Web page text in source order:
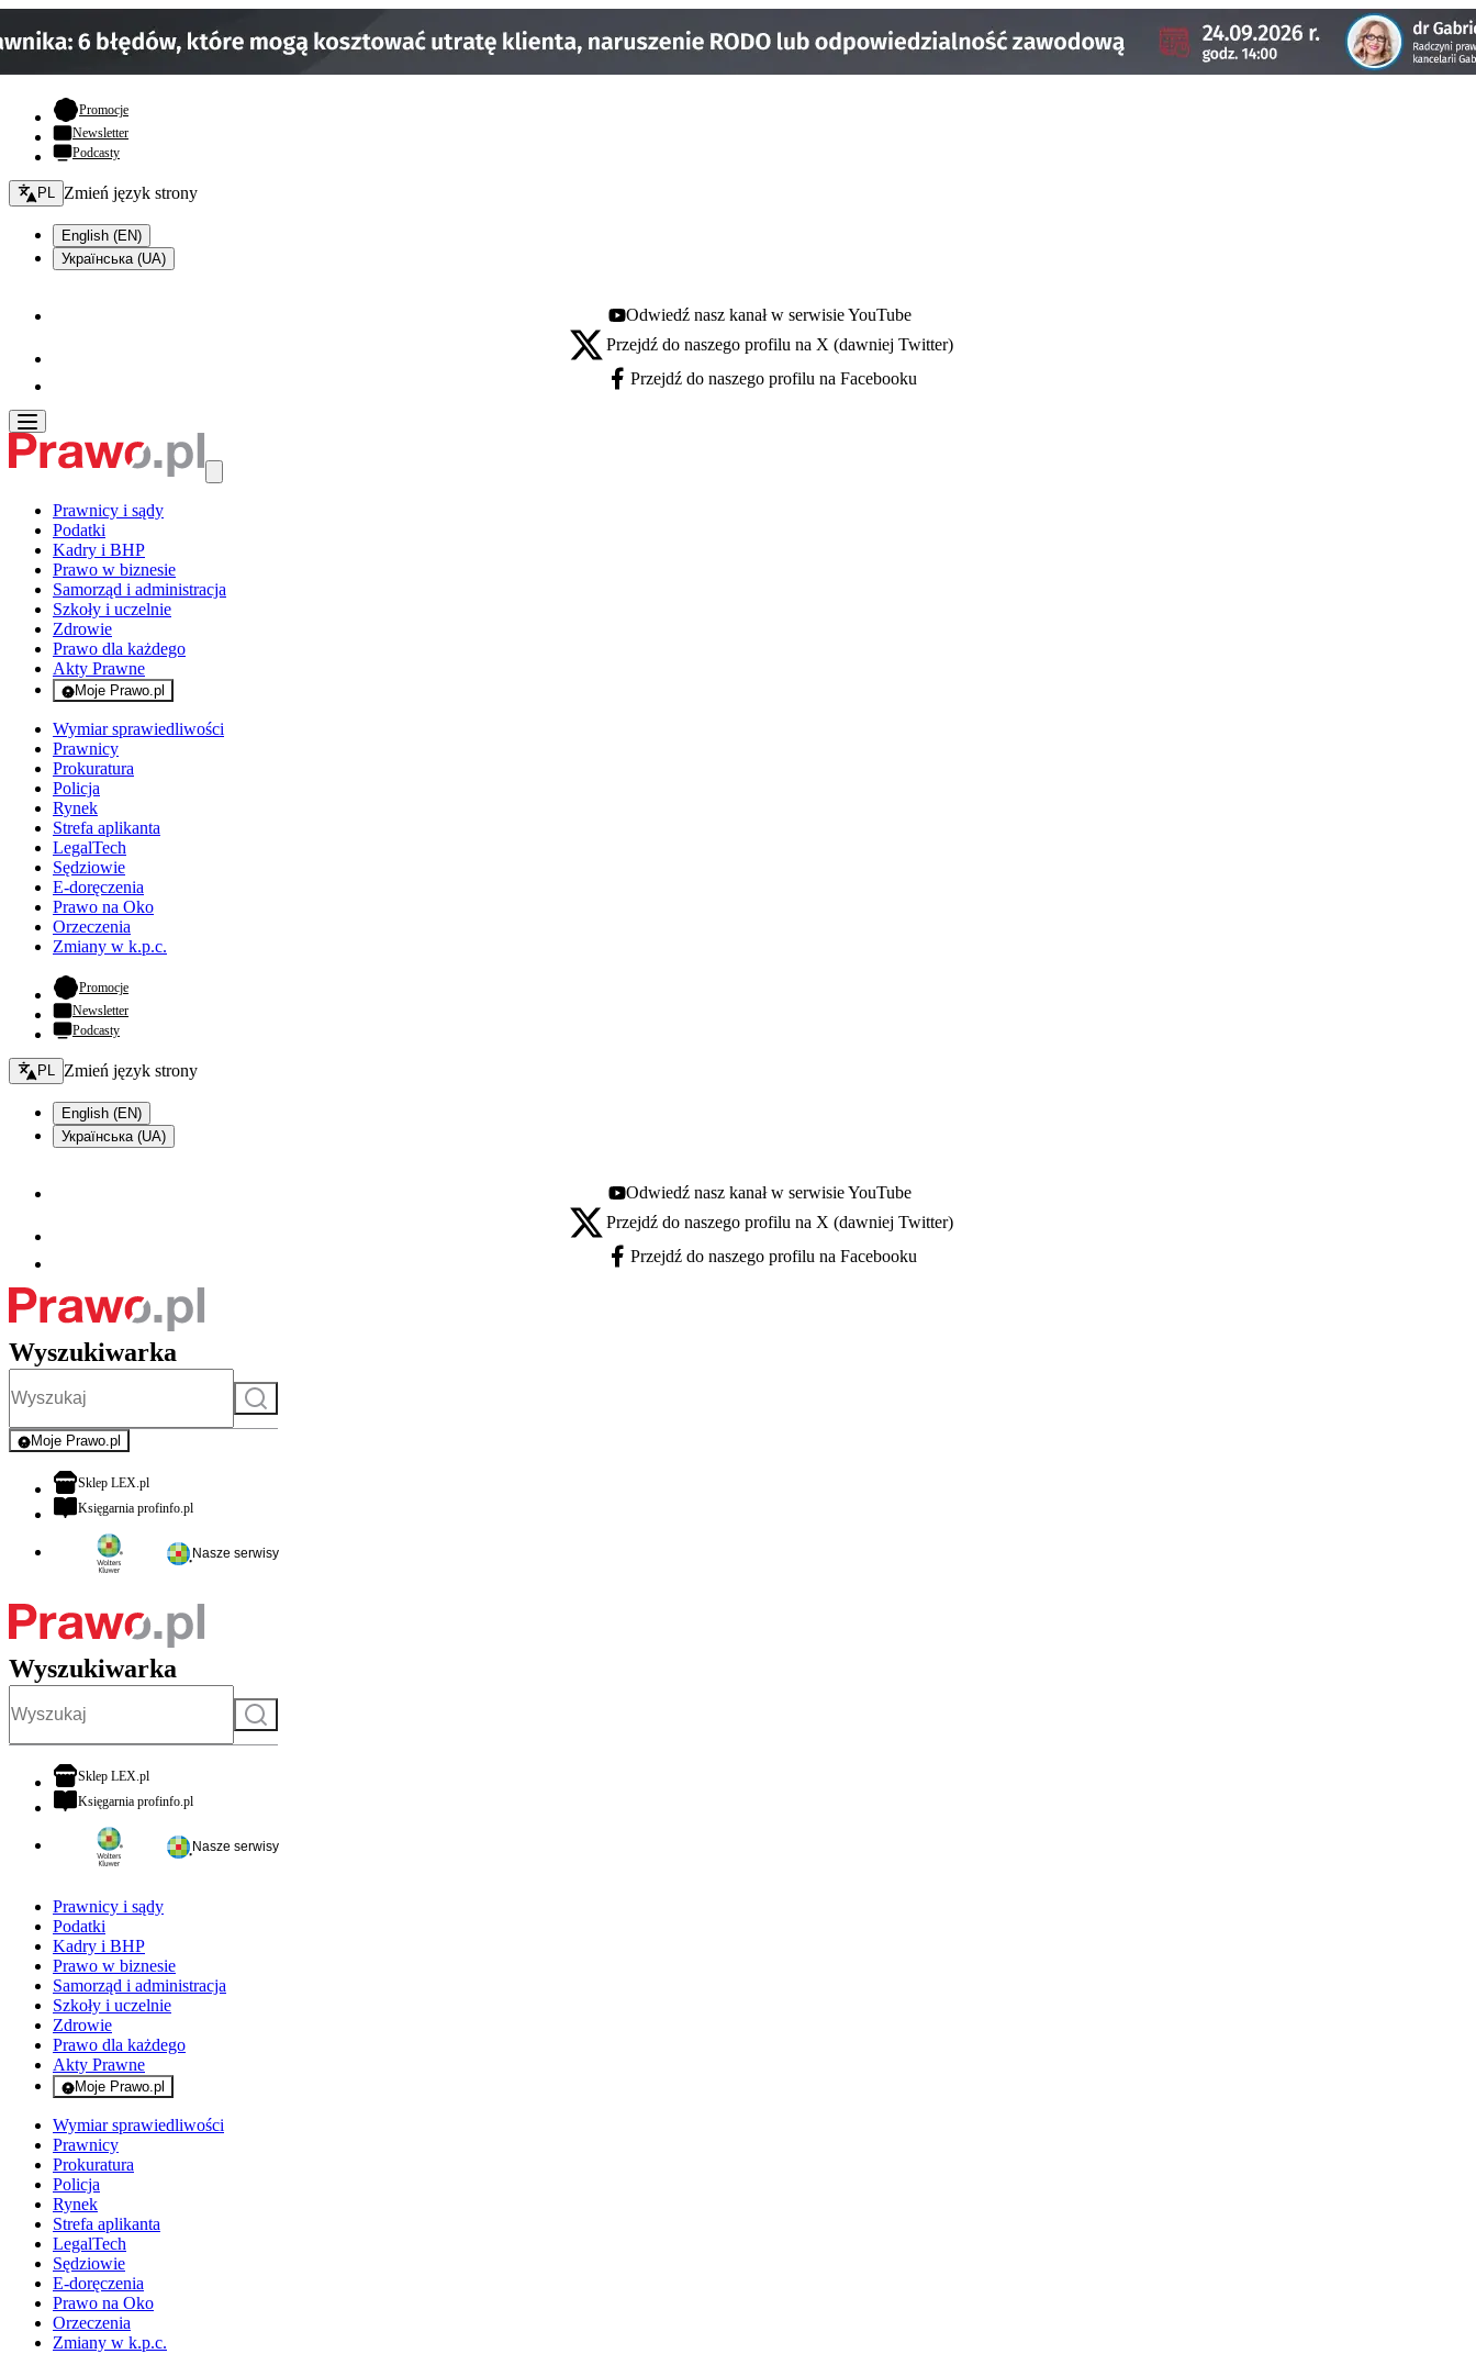
Promocje- otwiera się w nowej karcie
Newsletter
Podcasty
Zmień język - bieżący:
PL Zmień język strony
English (EN)
Українська (UA)
Youtube - otwiera się w nowej karcie
Odwiedź nasz kanał w serwisie YouTube
X - otwiera się w nowej karcie
Przejdź do naszego profilu na X (dawniej Twitter)
Facebook - otwiera się w nowej karcie
Przejdź do naszego profilu na Facebooku
Prawnicy i sądy
Podatki
Kadry i BHP
Prawo w biznesie
Samorząd i administracja
Szkoły i uczelnie
Zdrowie
Prawo dla każdego
Akty Prawne
Moje Prawo.pl
- rejestracja i logowanie do serwisu
Wymiar sprawiedliwości
Prawnicy
Prokuratura
Policja
Rynek
Strefa aplikanta
LegalTech
Sędziowie
E-doręczenia
Prawo na Oko
Orzeczenia
Zmiany w k.p.c.
Promocje- otwiera się w nowej karcie
Newsletter
Podcasty
Zmień język - bieżący:
PL Zmień język strony
English (EN)
Українська (UA)
Youtube - otwiera się w nowej karcie
Odwiedź nasz kanał w serwisie YouTube
X - otwiera się w nowej karcie
Przejdź do naszego profilu na X (dawniej Twitter)
Facebook - otwiera się w nowej karcie
Przejdź do naszego profilu na Facebooku
Wyszukiwarka
Szukaj
Moje Prawo.pl
- rejestracja i logowanie do serwisu
Sklep LEX.plotwiera się w nowej karcie
Księgarnia profinfo.plotwiera się w nowej karcie
Nasze serwisy
Wyszukiwarka
Szukaj
Sklep LEX.plotwiera się w nowej karcie
Księgarnia profinfo.plotwiera się w nowej karcie
Nasze serwisy
Prawnicy i sądy
Podatki
Kadry i BHP
Prawo w biznesie
Samorząd i administracja
Szkoły i uczelnie
Zdrowie
Prawo dla każdego
Akty Prawne
Moje Prawo.pl
- rejestracja i logowanie do serwisu
Wymiar sprawiedliwości
Prawnicy
Prokuratura
Policja
Rynek
Strefa aplikanta
LegalTech
Sędziowie
E-doręczenia
Prawo na Oko
Orzeczenia
Zmiany w k.p.c.